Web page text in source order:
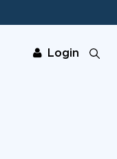
Login